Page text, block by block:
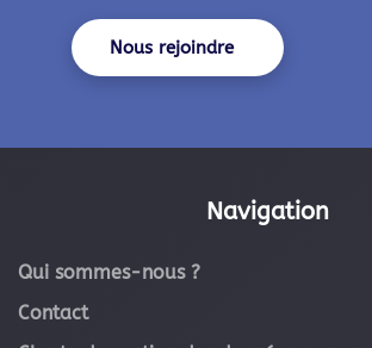
Nous rejoindre
Navigation
Qui sommes-nous ?
Contact